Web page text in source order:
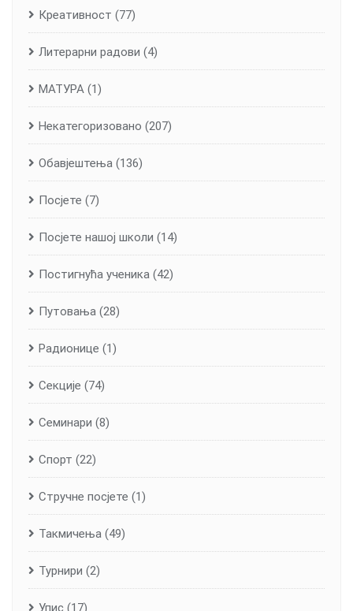
Креативност (77)
Литерарни радови (4)
МАТУРА (1)
Некатегоризовано (207)
Обавјештења (136)
Посјете (7)
Посјете нашој школи (14)
Постигнућа ученика (42)
Путовања (28)
Радионице (1)
Секције (74)
Семинари (8)
Спорт (22)
Стручне посјете (1)
Такмичења (49)
Турнири (2)
Упис (17)